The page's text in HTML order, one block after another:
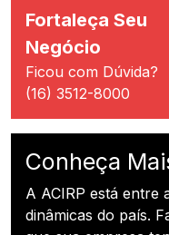
Fortaleça Seu
Negócio
Ficou com Dúvida?
(16) 3512-8000
Conheça
A ACIRP está entre
dinâmicas do país.